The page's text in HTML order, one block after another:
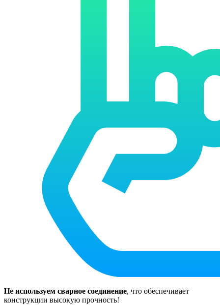
Не используем сварное соединение, что обеспечивает
конструкции высокую прочность!